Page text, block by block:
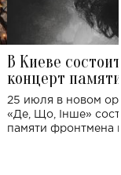
В Киеве
концерт
Клименко:
исполнят песни
25 июля в новом
«Де, Що, Інше»
памяти фронтмена